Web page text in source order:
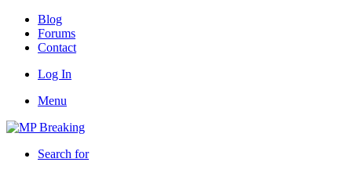
Blog
Forums
Contact
Log In
Menu
Search for